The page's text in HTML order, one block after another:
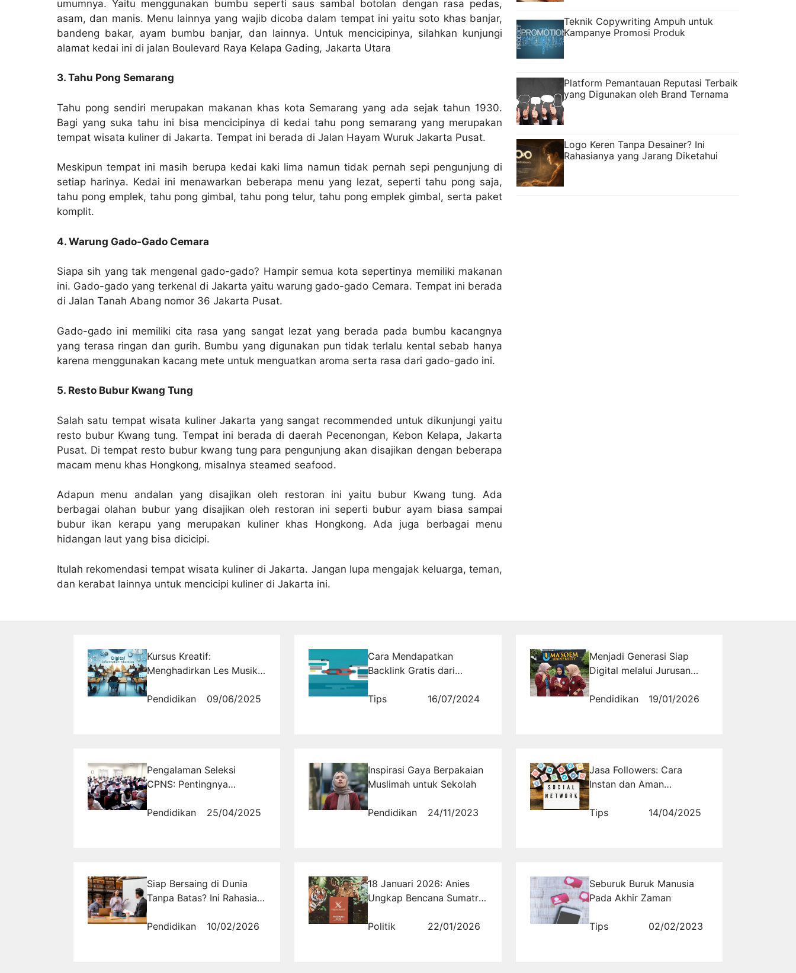
umumnya. Yaitu menggunakan bumbu seperti saus sambal botolan dengan rasa pedas,
asam, dan manis. Menu lainnya yang wajib dicoba dalam tempat ini yaitu soto khas banjar,
bandeng bakar, ayam bumbu banjar, dan lainnya. Untuk mencicipinya, silahkan kunjungi
alamat kedai ini di jalan Boulevard Raya Kelapa Gading, Jakarta Utara
3. Tahu Pong Semarang
Tahu pong sendiri merupakan makanan khas kota Semarang yang ada sejak tahun 1930.
Bagi yang suka tahu ini bisa mencicipinya di kedai tahu pong semarang yang merupakan
tempat wisata kuliner di Jakarta. Tempat ini berada di Jalan Hayam Wuruk Jakarta Pusat.
Meskipun tempat ini masih berupa kedai kaki lima namun tidak pernah sepi pengunjung di
setiap harinya. Kedai ini menawarkan beberapa menu yang lezat, seperti tahu pong saja,
tahu pong emplek, tahu pong gimbal, tahu pong telur, tahu pong emplek gimbal, serta paket
komplit.
4. Warung Gado-Gado Cemara
Siapa sih yang tak mengenal gado-gado? Hampir semua kota sepertinya memiliki makanan
ini. Gado-gado yang terkenal di Jakarta yaitu warung gado-gado Cemara. Tempat ini berada
di Jalan Tanah Abang nomor 36 Jakarta Pusat.
Gado-gado ini memiliki cita rasa yang sangat lezat yang berada pada bumbu kacangnya
yang terasa ringan dan gurih. Bumbu yang digunakan pun tidak terlalu kental sebab hanya
karena menggunakan kacang mete untuk menguatkan aroma serta rasa dari gado-gado ini.
5. Resto Bubur Kwang Tung
Salah satu tempat wisata kuliner Jakarta yang sangat recommended untuk dikunjungi yaitu
resto bubur Kwang tung. Tempat ini berada di daerah Pecenongan, Kebon Kelapa, Jakarta
Pusat. Di tempat resto bubur kwang tung para pengunjung akan disajikan dengan beberapa
macam menu khas Hongkong, misalnya steamed seafood.
Adapun menu andalan yang disajikan oleh restoran ini yaitu bubur Kwang tung. Ada
berbagai olahan bubur yang disajikan oleh restoran ini seperti bubur ayam biasa sampai
bubur ikan kerapu yang merupakan kuliner khas Hongkong. Ada juga berbagai menu
hidangan laut yang bisa dicicipi.
Itulah rekomendasi tempat wisata kuliner di Jakarta. Jangan lupa mengajak keluarga, teman,
dan kerabat lainnya untuk mencicipi kuliner di Jakarta ini.
Teknik Copywriting Ampuh untuk
Kampanye Promosi Produk
Platform Pemantauan Reputasi Terbaik
yang Digunakan oleh Brand Ternama
Logo Keren Tanpa Desainer? Ini
Rahasianya yang Jarang Diketahui
Kursus Kreatif:
Menghadirkan Les Musik
Anak
Pendidikan 09/06/2025
Cara Mendapatkan
Backlink Gratis dari
Tips
16/07/2024
Menjadi Generasi Siap
Digital melalui Jurusan
Informatika Bandung di
Universitas Masoem
Pendidikan 19/01/2026
Pengalaman Seleksi
CPNS: Pentingnya
Teman
Pendidikan 25/04/2025
Inspirasi Gaya Berpakaian
Muslimah untuk Sekolah
Pendidikan 24/11/2023
Jasa Followers: Cara
Instan dan Aman
Menambah Popularitas
Tips
14/04/2025
Siap Bersaing di Dunia
Tanpa Batas? Ini Rahasia
Bahasa Inggris di Era
Pendidikan 10/02/2026
18 Januari 2026: Anies
Ungkap Bencana Sumatra
Legal, 20 Januari 2026
Politik 22/01/2026
Seburuk Buruk Manusia
Pada Akhir Zaman
Tips 02/02/2023